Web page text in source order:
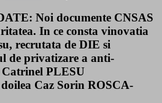
Noi documente CNSAS
In ce consta vinovatia
recrutata de DIE si
de privatizare a anti-
PLESU
Caz Sorin ROSCA-